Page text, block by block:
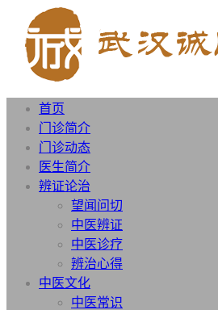
首页
门诊简介
门诊动态
医生简介
辨证论治
望闻问切
中医辨证
中医诊疗
辨治心得
中医文化
中医常识